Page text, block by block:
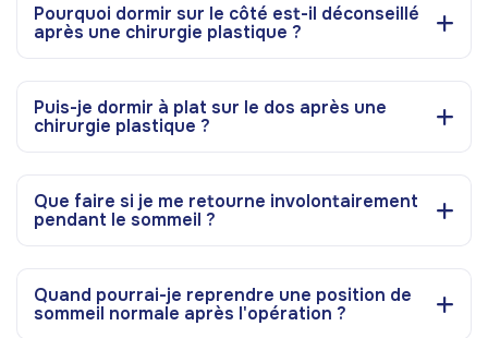
Pourquoi dormir sur le côté est-il déconseillé
après une chirurgie plastique ?
Puis-je dormir à plat sur le dos après une
chirurgie plastique ?
Que faire si je me retourne involontairement
pendant le sommeil ?
Quand pourrai-je reprendre une position de
sommeil normale après l'opération ?